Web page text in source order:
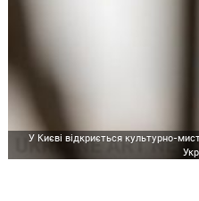
У Києві відкриється культурно-